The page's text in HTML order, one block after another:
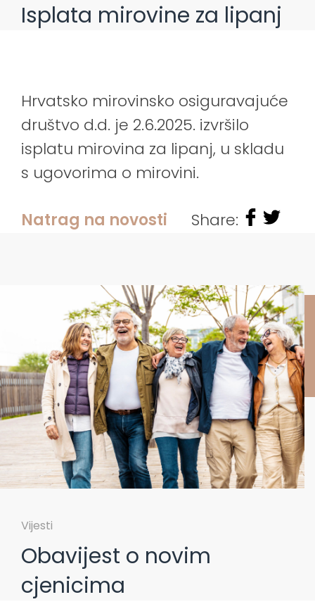
Isplata mirovine za lipanj
Hrvatsko mirovinsko osiguravajuće
društvo d.d. je 2.6.2025. izvršilo
isplatu mirovina za lipanj, u skladu
s ugovorima o mirovini.
Natrag na novosti Share:
Vijesti
Obavijest o novim
cjenicima